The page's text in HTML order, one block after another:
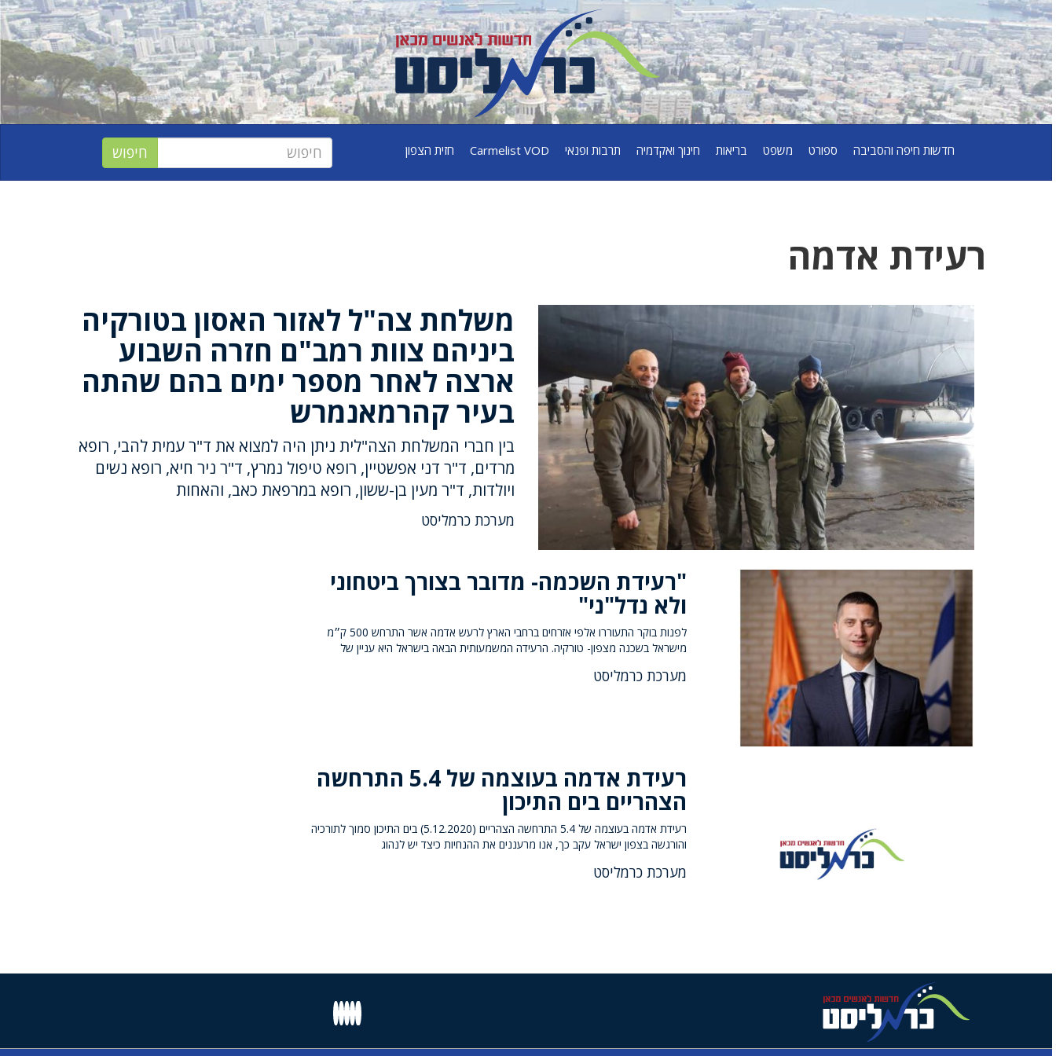
חדשות חיפה והסביבה ספורט משפט בריאות חינוך ואקדמיה תרבות ופנאי Carmelist VOD חזית הצפון
רעידת אדמה
משלחת צה"ל לאזור האסון בטורקיה
ביניהם צוות רמב"ם חזרה השבוע
ארצה לאחר מספר ימים בהם שהתה
בעיר קהרמאנמרש
בין חברי המשלחת הצה"לית ניתן היה למצוא את ד"ר עמית להבי, רופא
מרדים, ד"ר דני אפשטיין, רופא טיפול נמרץ, ד"ר ניר חיא, רופא נשים
ויולדות, ד"ר מעין בן-ששון, רופא במרפאת כאב, והאחות
מערכת כרמליסט
"רעידת השכמה- מדובר בצורך ביטחוני
ולא נדל"ני"
לפנות בוקר התעוררו אלפי אזרחים ברחבי הארץ לרעש אדמה אשר התרחש 500 ק״מ
מישראל בשכנה מצפון- טורקיה. הרעידה המשמעותית הבאה בישראל היא עניין של
מערכת כרמליסט
רעידת אדמה בעוצמה של 5.4 התרחשה
הצהריים בים התיכון
רעידת אדמה בעוצמה של 5.4 התרחשה הצהריים (5.12.2020) בים התיכון סמוך לתורכיה
והורגשה בצפון ישראל עקב כך, אנו מרעננים את ההנחיות כיצד יש לנהוג
מערכת כרמליסט